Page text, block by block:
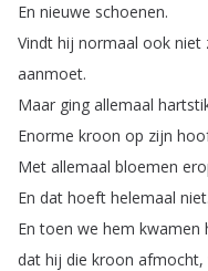
En nieuwe schoenen.
Vindt hij normaal ook niet
aanmoet.
Maar ging allemaal
Enorme kroon op zijn
Met allemaal bloemen
En dat hoeft helemaal niet
En toen we hem kwamen
dat hij die kroon afmocht,